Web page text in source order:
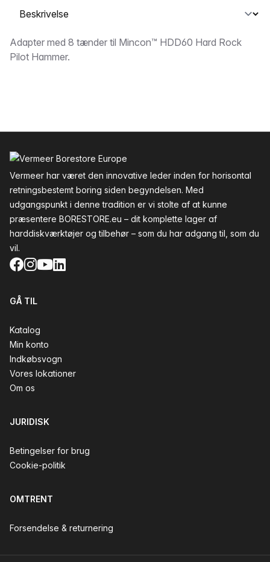
Vælg en fane
Beskrivelse
Adapter med 8 tænder til Mincon™ HDD60 Hard Rock
Pilot Hammer.
Vermeer har været den innovative leder inden for horisontal
retningsbestemt boring siden begyndelsen. Med
udgangspunkt i denne tradition er vi stolte af at kunne
præsentere BORESTORE.eu – dit komplette lager af
harddiskværktøjer og tilbehør – som du har adgang til, som du
vil.
Facebook
Instagram
YouTube
LinkedIn
GÅ TIL
Katalog
Min konto
Indkøbsvogn
Vores lokationer
Om os
JURIDISK
Betingelser for brug
Cookie-politik
OMTRENT
Forsendelse & returnering